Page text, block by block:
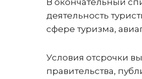
В окончательный
деятельность
сфере туризма,
Условия отсрочки
правительства,